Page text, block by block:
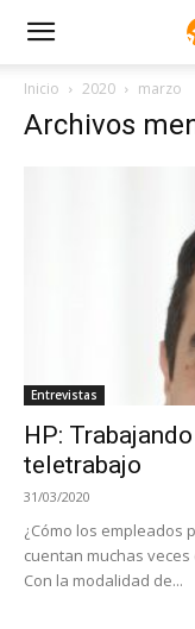
Inicio 2020 marzo
Archivos
Entrevistas
HP:
teletrabajo
31/03/2020
¿Cómo los empleados
cuentan muchas
Con la modalidad de...